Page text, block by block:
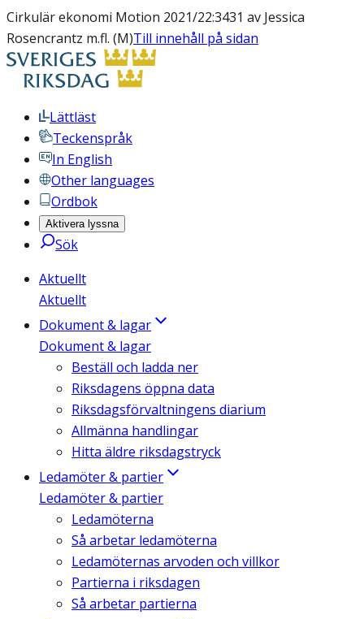
Cirkulär ekonomi Motion 2021/22:3431 av Jessica
Rosencrantz m.fl. (M)Till innehåll på sidan
Lättläst
Teckenspråk
In English
Other languages
Ordbok
Aktivera lyssna
Sök
Aktuellt
Aktuellt
Dokument & lagar
Dokument & lagar
Beställ och ladda ner
Riksdagens öppna data
Riksdagsförvaltningens diarium
Allmänna handlingar
Hitta äldre riksdagstryck
Ledamöter & partier
Ledamöter & partier
Ledamöterna
Så arbetar ledamöterna
Ledamöternas arvoden och villkor
Partierna i riksdagen
Så arbetar partierna